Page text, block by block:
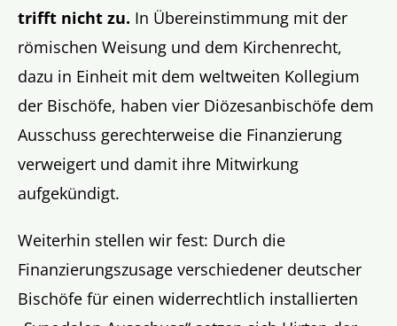
trifft nicht zu. In Übereinstimmung mit der
römischen Weisung und dem Kirchenrecht,
dazu in Einheit mit dem weltweiten Kollegium
der Bischöfe, haben vier Diözesanbischöfe dem
Ausschuss gerechterweise die Finanzierung
verweigert und damit ihre Mitwirkung
aufgekündigt.
Weiterhin stellen wir fest: Durch die
Finanzierungszusage verschiedener deutscher
Bischöfe für einen widerrechtlich installierten